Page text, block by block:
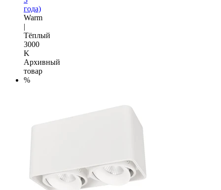
года)
Warm
|
Тёплый
3000
K
Архивный
товар
%